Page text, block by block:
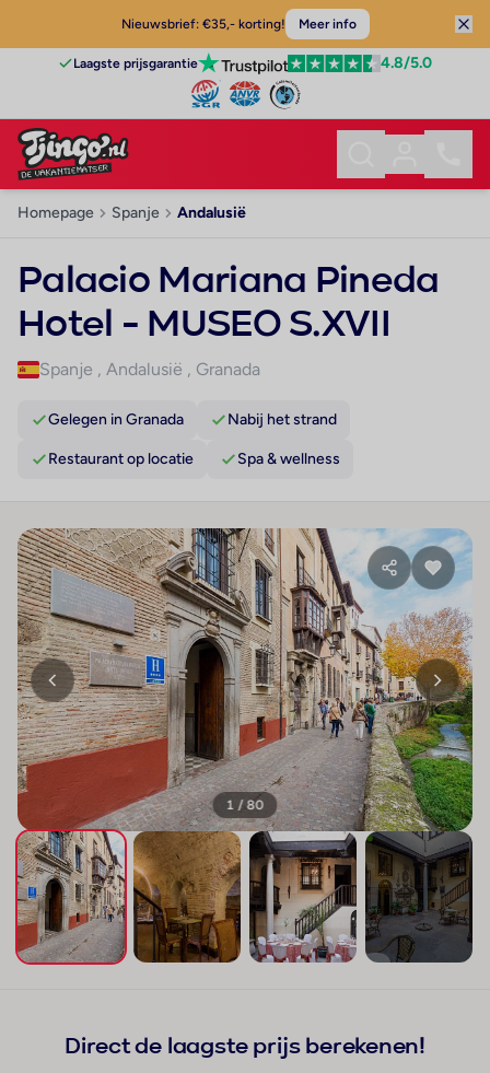
Nieuwsbrief: €35,- korting! Meer info
Laagste prijsgarantie 4.8/5.0
Homepage Spanje Andalusië
Palacio Mariana Pineda
Hotel - MUSEO S.XVII
Spanje , Andalusië , Granada
Gelegen in Granada Nabij het strand
Restaurant op locatie Spa & wellness
1 / 80
Direct de laagste prijs berekenen!